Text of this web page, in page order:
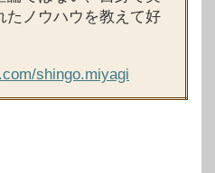
たノウハウを教えて好
shingo.miyagi